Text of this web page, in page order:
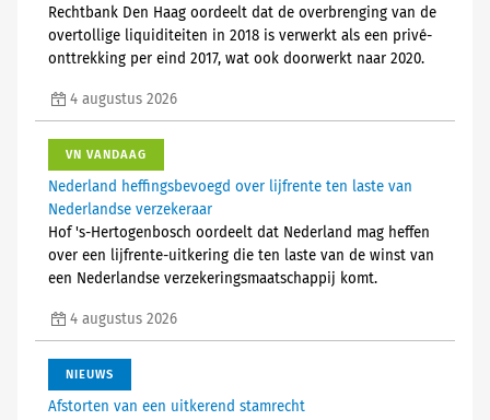
Rechtbank Den Haag oordeelt dat de overbrenging van de
overtollige liquiditeiten in 2018 is verwerkt als een privé-
onttrekking per eind 2017, wat ook doorwerkt naar 2020.
4 augustus 2026
VN VANDAAG
Nederland heffingsbevoegd over lijfrente ten laste van
Nederlandse verzekeraar
Hof 's-Hertogenbosch oordeelt dat Nederland mag heffen
over een lijfrente-uitkering die ten laste van de winst van
een Nederlandse verzekeringsmaatschappij komt.
4 augustus 2026
NIEUWS
Afstorten van een uitkerend stamrecht